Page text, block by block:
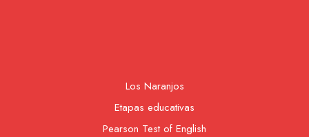
Los Naranjos
Etapas educativas
Pearson Test of English